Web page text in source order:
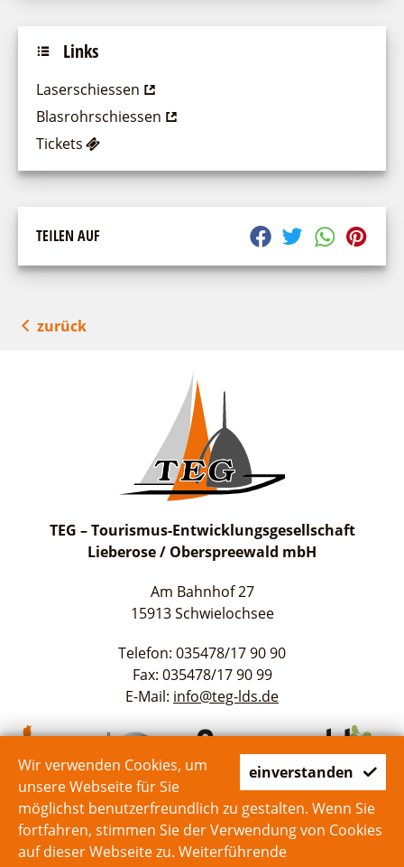
einverstanden
Wir verwenden Cookies, um
unsere Webseite für Sie
möglichst benutzerfreundlich zu gestalten. Wenn Sie
fortfahren, stimmen Sie der Verwendung von Cookies
auf dieser Webseite zu. Weiterführende
Links
Laserschiessen
Blasrohrschiessen
Tickets
TEILEN AUF
zurück
TEG – Tourismus-Entwicklungsgesellschaft
Lieberose / Oberspreewald mbH
Am Bahnhof 27
15913 Schwielochsee
Telefon: 035478/17 90 90
Fax: 035478/17 90 99
E-Mail: info@teg-lds.de
Start Kontakt Impressum Datenschutz